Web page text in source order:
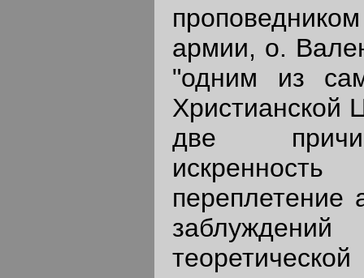
армии, о.
"одним из
Христианской
две
переплетение